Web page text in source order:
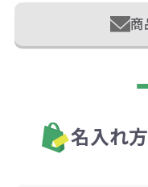
商
名入れ